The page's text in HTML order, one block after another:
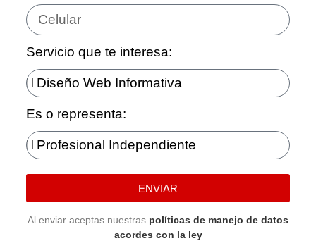
Servicio que te interesa:
Es o representa:
ENVIAR
Al enviar aceptas nuestras políticas de manejo de datos
acordes con la ley